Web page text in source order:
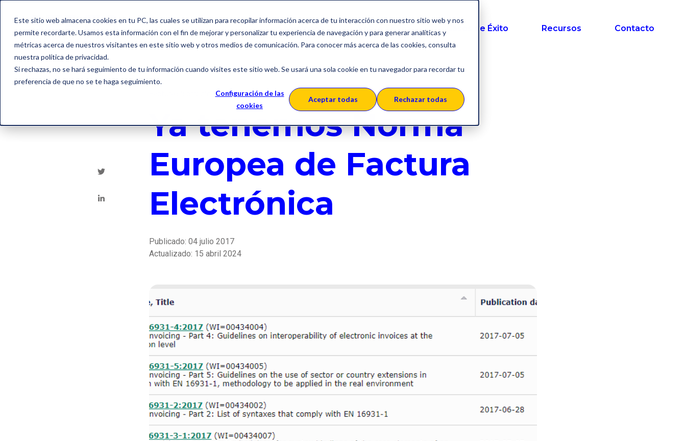
Este sitio web almacena cookies en tu PC, las cuales se utilizan para recopilar información acerca de tu interacción con nuestro sitio web y nos
permite recordarte. Usamos esta información con el fin de mejorar y personalizar tu experiencia de navegación y para generar analíticas y
métricas acerca de nuestros visitantes en este sitio web y otros medios de comunicación. Para conocer más acerca de las cookies, consulta
nuestra política de privacidad.
Si rechazas, no se hará seguimiento de tu información cuando visites este sitio web. Se usará una sola cookie en tu navegador para recordar tu
preferencia de que no se te haga seguimiento.
Configuración de las
cookies
Aceptar todas Rechazar todas
Soluciones Sobre SERES Casos de Éxito Recursos Contacto
Europa
Ya tenemos Norma
Europea de Factura
Electrónica
Publicado: 04 julio 2017
Actualizado: 15 abril 2024